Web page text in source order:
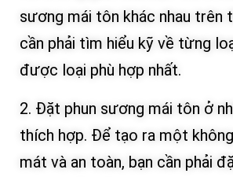
sương mái tôn khác nhau trên
cần phải tìm hiểu kỹ về từng
được loại phù hợp nhất.
2. Đặt phun sương mái tôn ở
thích hợp. Để tạo ra một
mát và an toàn, bạn cần phải